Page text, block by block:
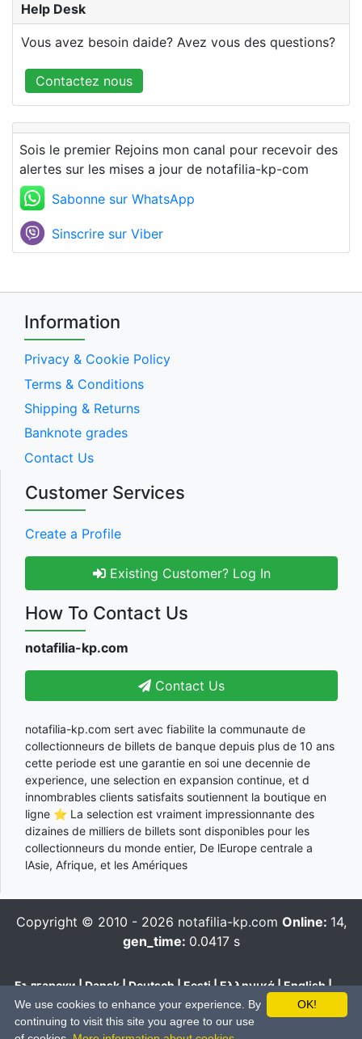
Help Desk
Vous avez besoin daide? Avez vous des questions?
Contactez nous
Sois le premier Rejoins mon canal pour recevoir des
alertes sur les mises a jour de notafilia-kp-com
Sabonne sur WhatsApp
Sinscrire sur Viber
Information
Privacy & Cookie Policy
Terms & Conditions
Shipping & Returns
Banknote grades
Contact Us
Customer Services
Create a Profile
Existing Customer? Log In
How To Contact Us
notafilia-kp.com
Contact Us
notafilia-kp.com sert avec fiabilite la communaute de
collectionneurs de billets de banque depuis plus de 10 ans
cette periode est une garantie en soi une decennie de
experience, une selection en expansion continue, et d
innombrables clients satisfaits soutiennent la boutique en
ligne ⭐ La selection est vraiment impressionnante des
dizaines de milliers de billets sont disponibles pour les
collectionneurs du monde entier, De lEurope centrale a
lAsie, Afrique, et les Amériques
Copyright © 2010 - 2026 notafilia-kp.com Online: 14,
gen_time: 0.0417 s
Български|Dansk|Deutsch|Eesti|Ελληνικά|English|
Español|Français|Hrvatski|Italiano|Latviešu Lietuvių
Magyar|Nederlands|Polski|Português|Română|Pусский
Slovenčina|Slovenski|Suomi| Svenska
OK!
We use cookies to enhance your experience. By
continuing to visit this site you agree to our use